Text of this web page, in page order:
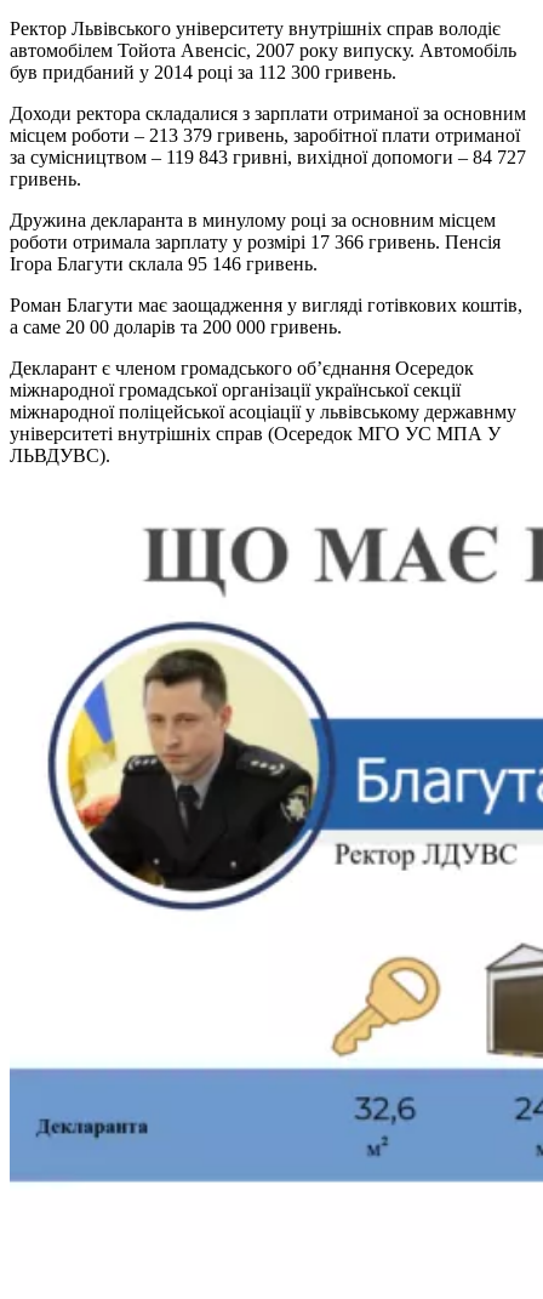
Ректор Львівського університету внутрішніх справ володіє
автомобілем Тойота Авенсіс, 2007 року випуску. Автомобіль
був придбаний у 2014 році за 112 300 гривень.
Доходи ректора складалися з зарплати отриманої за основним
місцем роботи – 213 379 гривень, заробітної плати отриманої
за сумісництвом – 119 843 гривні, вихідної допомоги – 84 727
гривень.
Дружина декларанта в минулому році за основним місцем
роботи отримала зарплату у розмірі 17 366 гривень. Пенсія
Ігора Благути склала 95 146 гривень.
Роман Благути має заощадження у вигляді готівкових коштів,
а саме 20 00 доларів та 200 000 гривень.
Декларант є членом громадського об’єднання Осередок
міжнародної громадської організації української секції
міжнародної поліцейської асоціації у львівському державнму
університеті внутрішніх справ (Осередок МГО УС МПА У
ЛЬВДУВС).